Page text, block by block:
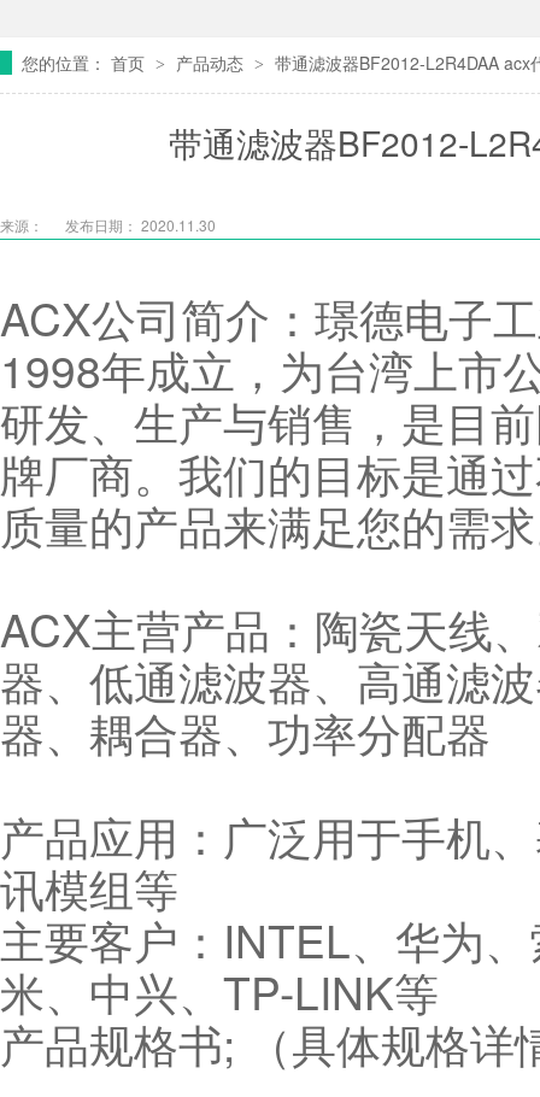
您的位置： 首页 > 产品动态 > 带通滤波器BF2012-L2R4DAA
带通滤波器BF2012-
来源： 发布日期： 2020.11.30
ACX公司简介：璟德电子
1998年成立，为台湾上市
研发、生产与销售，是目
牌厂商。我们的目标是通
质量的产品来满足您的需
ACX主营产品：陶瓷天线
器、低通滤波器、高通滤
器、耦合器、功率分配器
产品应用：广泛用于手机
讯模组等
主要客户：INTEL、华为
米、中兴、TP-LINK等
产品规格书; （具体规格详